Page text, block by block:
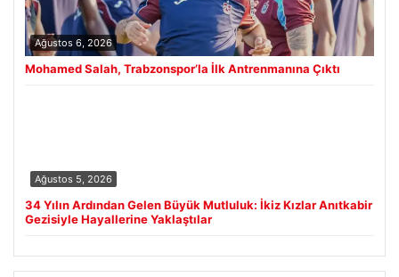
Ağustos 6, 2026
Mohamed Salah, Trabzonspor’la İlk Antrenmanına Çıktı
Ağustos 5, 2026
34 Yılın Ardından Gelen Büyük Mutluluk: İkiz Kızlar Anıtkabir
Gezisiyle Hayallerine Yaklaştılar